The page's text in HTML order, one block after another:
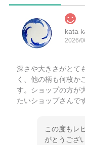
kata
2026/
深さや大きさがとて
く、他の柄も何枚か
す。ショップの方が
たいショップさんで
この度もレ
がとうござ